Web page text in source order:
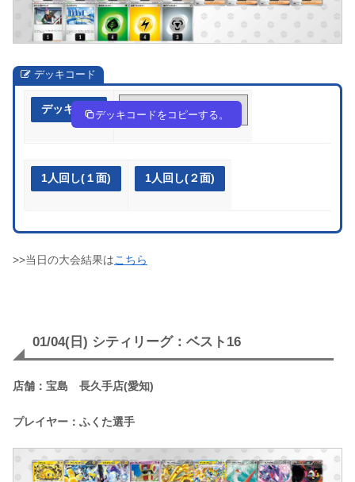
デッキコード
デッキ作成 cYcGYx-kRQGXd-c8cDxx
デッキコードをコピーする。
1人回し(１面) 1人回し(２面)
>>当日の大会結果はこちら
01/04(日) シティリーグ：ベスト16
店舗：宝島 長久手店(愛知)
プレイヤー：ふくた選手